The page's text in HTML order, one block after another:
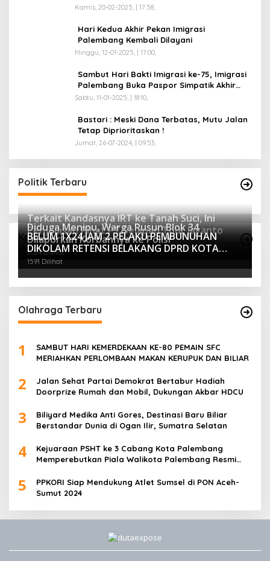
Kamis, 20-02-2025, | 17:58,
Hari Kedua Akhir Pekan Imigrasi
Palembang Kembali Dilayani
Minggu, 12-01-2025, | 17:00,
Sambut Hari Bakti Imigrasi ke-75, Imigrasi
Palembang Buka Paspor Simpatik Akhir
Pekan
Sabtu, 11-01-2025, | 18:10,
Bastari : Meski Dana Terbatas, Mutu Jalan
Tetap Diprioritaskan !
Jumat, 26-07-2024, | 09:53,
Politik Terbaru
Kriminalitas
Terkait Kandasnya IRT ke Tanah Suci, Ini
Penjelasan Pihat PT Selapan Tour Jayanto
2234 Dilihat
Diduga Menipu, Warga Rusun Blok 34
Dilaporkan Korbannya ke Polisi
2024 Dilihat
BELUM 1X24 JAM 2 PELAKU PEMBUNUHAN
DIKOLAM RETENSI BELAKANG DPRD KOTA
PALEMBANG TELAH DIRINGKUS ANGGOTA
POLSEK SU 1 PALEMBANG.
1591 Dilihat
Olahraga Terbaru
1
SAMBUT HARI KEMERDEKAAN KE-80 PEMAIN SFC
MERIAHKAN PERLOMBAAN MAKAN KERUPUK DAN BILIAR
2
Jalan Sehat Partai Demokrat Bertabur Hadiah
Doorprize Rumah dan Mobil, Dukungan Akbar HDCU
3
Biliyard Medika Anti Gores, Destinasi Baru Biliar
Berstandar Dunia di Ogan Ilir, Sumatra Selatan
4
Kejuaraan PSHT ke 3 Cabang Kota Palembang
Memperebutkan Piala Walikota Palembang Resmi
5
PPKORI Siap Mendukung Atlet Sumsel di PON Aceh-
Sumut 2024